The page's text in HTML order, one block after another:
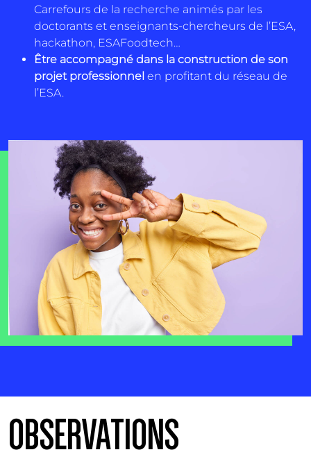
Carrefours de la recherche animés par les
doctorants et enseignants-chercheurs de l’ESA,
hackathon, ESAFoodtech…
Être accompagné dans la construction de son
projet professionnel en profitant du réseau de
l’ESA.
OBSERVATIONS